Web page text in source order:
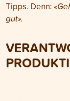
Tipps. Denn:
gut».